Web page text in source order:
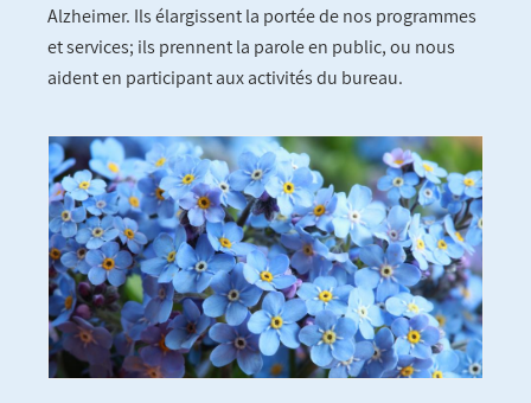
Alzheimer. Ils élargissent la portée de nos programmes
et services; ils prennent la parole en public, ou nous
aident en participant aux activités du bureau.